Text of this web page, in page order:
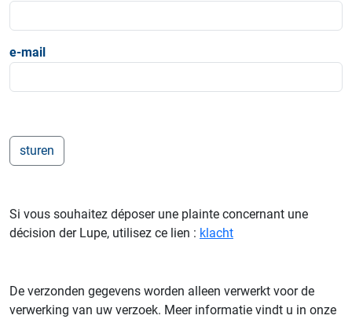
e-mail
Si vous souhaitez déposer une plainte concernant une
décision der Lupe, utilisez ce lien : klacht
De verzonden gegevens worden alleen verwerkt voor de
verwerking van uw verzoek. Meer informatie vindt u in onze